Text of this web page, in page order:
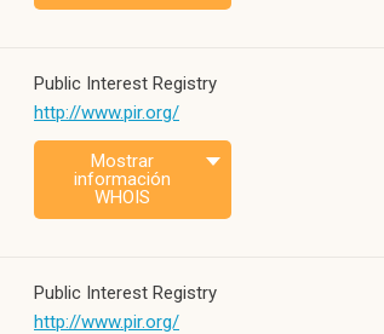
Public Interest Registry
http://www.pir.org/
Mostrar
información
WHOIS
Public Interest Registry
http://www.pir.org/